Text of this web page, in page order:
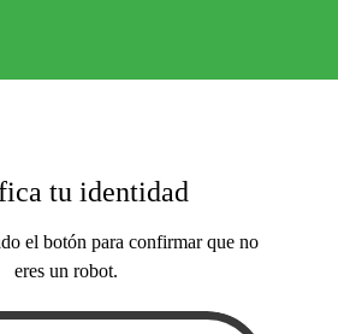
tu identidad
el botón para confirmar que no
eres un robot.